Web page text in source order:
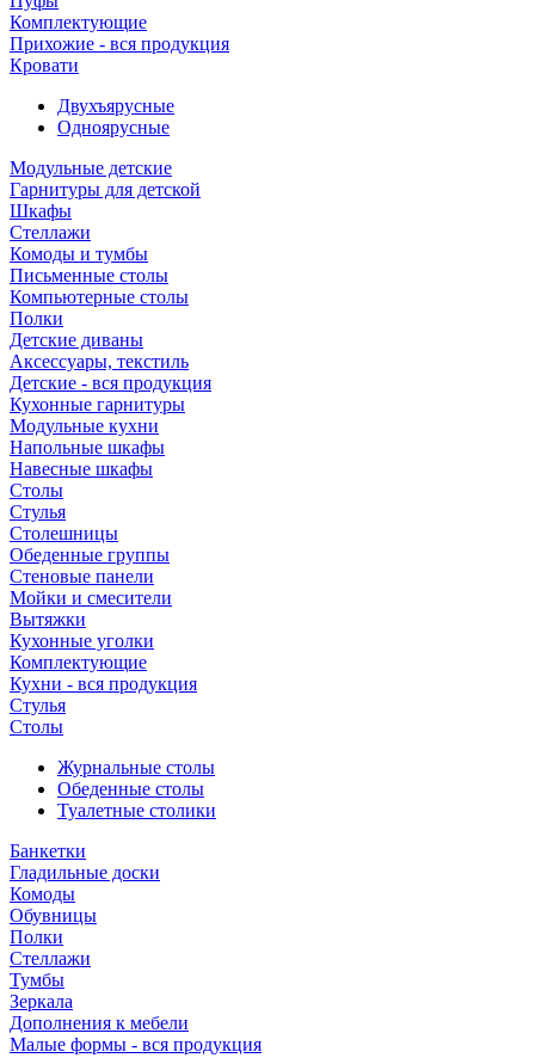
Комплектующие
Прихожие - вся продукция
Кровати
Двухъярусные
Одноярусные
Модульные детские
Гарнитуры для детской
Шкафы
Стеллажи
Комоды и тумбы
Письменные столы
Компьютерные столы
Полки
Детские диваны
Аксессуары, текстиль
Детские - вся продукция
Кухонные гарнитуры
Модульные кухни
Напольные шкафы
Навесные шкафы
Столы
Стулья
Столешницы
Обеденные группы
Стеновые панели
Мойки и смесители
Вытяжки
Кухонные уголки
Комплектующие
Кухни - вся продукция
Стулья
Столы
Журнальные столы
Обеденные столы
Туалетные столики
Банкетки
Гладильные доски
Комоды
Обувницы
Полки
Стеллажи
Тумбы
Зеркала
Дополнения к мебели
Малые формы - вся продукция